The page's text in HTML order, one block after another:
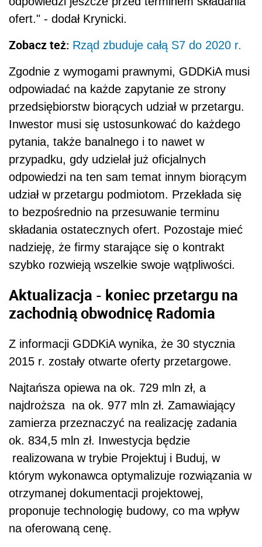
ofert." - dodał Krynicki.
Zobacz też: Rząd zbuduje całą S7 do 2020 r.
Zgodnie z wymogami prawnymi, GDDKiA musi
odpowiadać na każde zapytanie ze strony
przedsiębiorstw biorących udział w przetargu.
Inwestor musi się ustosunkować do każdego
pytania, także banalnego i to nawet w
przypadku, gdy udzielał już oficjalnych
odpowiedzi na ten sam temat innym biorącym
udział w przetargu podmiotom. Przekłada się
to bezpośrednio na przesuwanie terminu
składania ostatecznych ofert. Pozostaje mieć
nadzieję, że firmy starające się o kontrakt
szybko rozwieją wszelkie swoje wątpliwości.
Aktualizacja - koniec przetargu na
zachodnią obwodnicę Radomia
Z informacji GDDKiA wynika, że 30 stycznia
2015 r. zostały otwarte oferty przetargowe.
Najtańsza opiewa na ok. 729 mln zł, a
najdroższa na ok. 977 mln zł. Zamawiający
zamierza przeznaczyć na realizację zadania
ok. 834,5 mln zł. Inwestycja będzie
realizowana w trybie Projektuj i Buduj, w
którym wykonawca optymalizuje rozwiązania w
otrzymanej dokumentacji projektowej,
proponuje technologię budowy, co ma wpływ
na oferowaną cenę.